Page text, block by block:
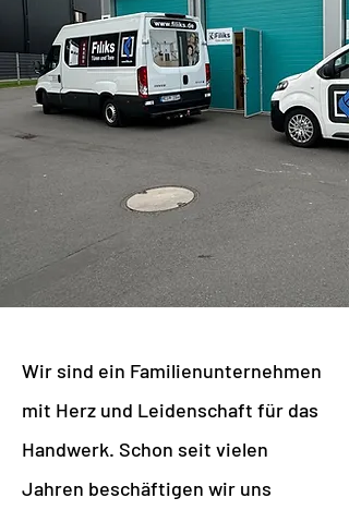
Wir sind ein Familienunternehmen
mit Herz und Leidenschaft für das
Handwerk. Schon seit vielen
Jahren beschäftigen wir uns